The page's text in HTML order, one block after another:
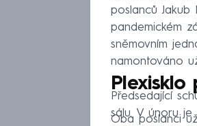
poslanců Jakub
pandemickém
sněmovním
namontováno
Plexisklo
Předsedající
sálu. V únoru
Oba poslanci